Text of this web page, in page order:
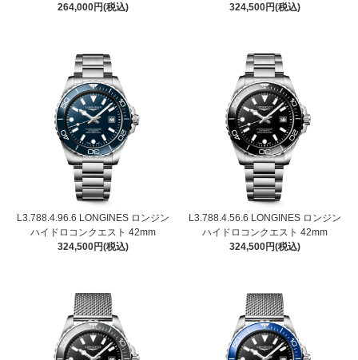
264,000円(税込)
324,500円(税込)
L3.788.4.96.6 LONGINES ロンジン
ハイドロコンクエスト 42mm
324,500円(税込)
L3.788.4.56.6 LONGINES ロンジン
ハイドロコンクエスト 42mm
324,500円(税込)